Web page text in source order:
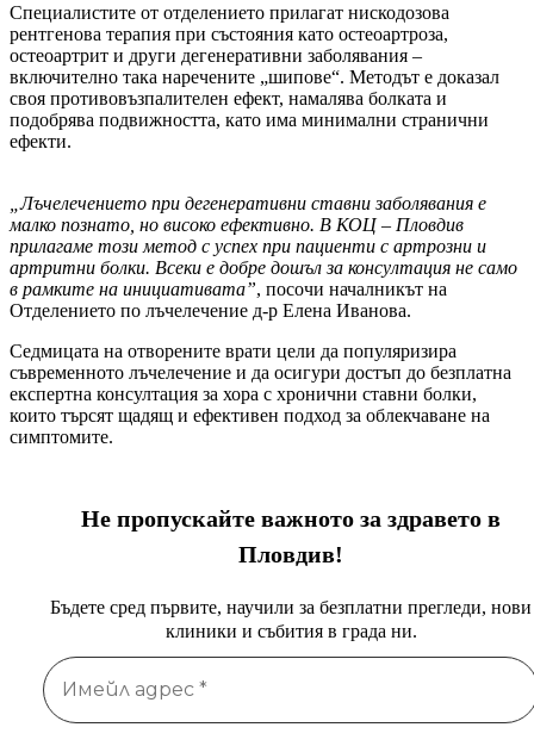
Специалистите от отделението прилагат нискодозова
рентгенова терапия при състояния като остеоартроза,
остеоартрит и други дегенеративни заболявания –
включително така наречените „шипове“. Методът е доказал
своя противовъзпалителен ефект, намалява болката и
подобрява подвижността, като има минимални странични
ефекти.
„Лъчелечението при дегенеративни ставни заболявания е
малко познато, но високо ефективно. В КОЦ – Пловдив
прилагаме този метод с успех при пациенти с артрозни и
артритни болки. Всеки е добре дошъл за консултация не само
в рамките на инициативата”, посочи началникът на
Отделението по лъчелечение д-р Елена Иванова.
Седмицата на отворените врати цели да популяризира
съвременното лъчелечение и да осигури достъп до безплатна
експертна консултация за хора с хронични ставни болки,
които търсят щадящ и ефективен подход за облекчаване на
симптомите.
Не пропускайте важното за здравето в
Пловдив!
Бъдете сред първите, научили за безплатни прегледи, нови
клиники и събития в града ни.